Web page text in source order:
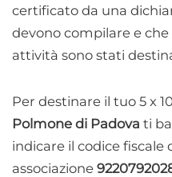
certificato da una
devono compilare e
attività sono stati
Per destinare il tuo 5 x
Polmone di Padova ti
indicare il codice fiscale
associazione